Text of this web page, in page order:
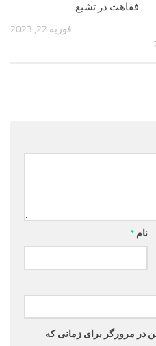
فقاهت در تشیع
فوریه 22, 2023
نام *
در مرورگر برای زمانی که